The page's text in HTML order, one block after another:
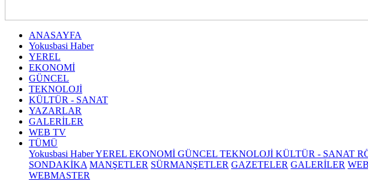
ANASAYFA
Yokusbasi Haber
YEREL
EKONOMİ
GÜNCEL
TEKNOLOJİ
KÜLTÜR - SANAT
YAZARLAR
GALERİLER
WEB TV
TÜMÜ
Yokusbasi HaberYEREL EKONOMİ GÜNCEL TEKNOLOJİ KÜLTÜR - SANAT
SONDAKİKA MANŞETLER SÜRMANŞETLER GAZETELER GALERİLER
WEBMASTER